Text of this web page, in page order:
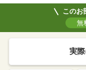
このお
無
実